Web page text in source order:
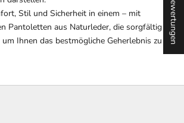
Stil und Sicherheit in einem – mit
Pantoletten aus Naturleder, die sorgfältig
Ihnen das bestmögliche Geherlebnis zu
★ Bewertungen